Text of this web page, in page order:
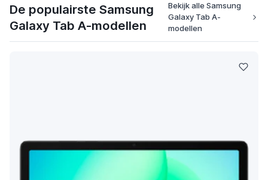
De populairste Samsung
Galaxy Tab A-modellen
Bekijk alle Samsung
Galaxy Tab A-
modellen